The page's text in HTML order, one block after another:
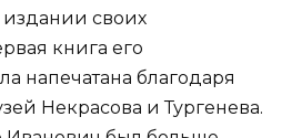
издании своих
книга его
напечатана благодаря
Некрасова и Тургенева.